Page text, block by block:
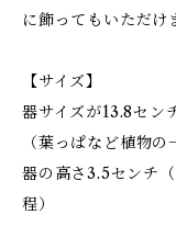
に飾ってもいただけ
【サイズ】
器サイズが13.8セン
（葉っぱなど植物
器の高さ3.5センチ
程）